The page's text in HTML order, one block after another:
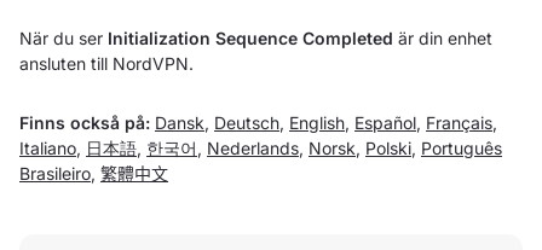
När du ser Initialization Sequence Completed är din enhet
ansluten till NordVPN.
Finns också på: Dansk, Deutsch, English, Español, Français,
Italiano, 日本語, 한국어 , Nederlands, Norsk, Polski, Português
Brasileiro, 繁體中文